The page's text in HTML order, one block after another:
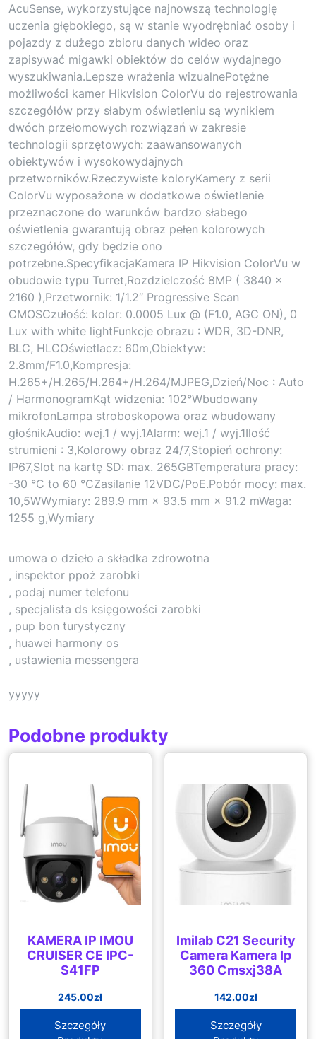
AcuSense, wykorzystujące najnowszą technologię
uczenia głębokiego, są w stanie wyodrębniać osoby i
pojazdy z dużego zbioru danych wideo oraz
zapisywać migawki obiektów do celów wydajnego
wyszukiwania.Lepsze wrażenia wizualnePotężne
możliwości kamer Hikvision ColorVu do rejestrowania
szczegółów przy słabym oświetleniu są wynikiem
dwóch przełomowych rozwiązań w zakresie
technologii sprzętowych: zaawansowanych
obiektywów i wysokowydajnych
przetworników.Rzeczywiste koloryKamery z serii
ColorVu wyposażone w dodatkowe oświetlenie
przeznaczone do warunków bardzo słabego
oświetlenia gwarantują obraz pełen kolorowych
szczegółów, gdy będzie ono
potrzebne.SpecyfikacjaKamera IP Hikvision ColorVu w
obudowie typu Turret,Rozdzielczość 8MP ( 3840 ×
2160 ),Przetwornik: 1/1.2″ Progressive Scan
CMOSCzułość: kolor: 0.0005 Lux @ (F1.0, AGC ON), 0
Lux with white lightFunkcje obrazu : WDR, 3D-DNR,
BLC, HLCOświetlacz: 60m,Obiektyw:
2.8mm/F1.0,Kompresja:
H.265+/H.265/H.264+/H.264/MJPEG,Dzień/Noc : Auto
/ HarmonogramKąt widzenia: 102°Wbudowany
mikrofonLampa stroboskopowa oraz wbudowany
głośnikAudio: wej.1 / wyj.1Alarm: wej.1 / wyj.1Ilość
strumieni : 3,Kolorowy obraz 24/7,Stopień ochrony:
IP67,Slot na kartę SD: max. 265GBTemperatura pracy:
-30 °C to 60 °CZasilanie 12VDC/PoE.Pobór mocy: max.
10,5WWymiary: 289.9 mm × 93.5 mm × 91.2 mWaga:
1255 g,Wymiary
umowa o dzieło a składka zdrowotna
, inspektor ppoż zarobki
, podaj numer telefonu
, specjalista ds księgowości zarobki
, pup bon turystyczny
, huawei harmony os
, ustawienia messengera
yyyyy
Podobne produkty
KAMERA IP IMOU
CRUISER CE IPC-
S41FP
245.00zł
Szczegóły
Imilab C21 Security
Camera Kamera Ip
360 Cmsxj38A
142.00zł
Szczegóły